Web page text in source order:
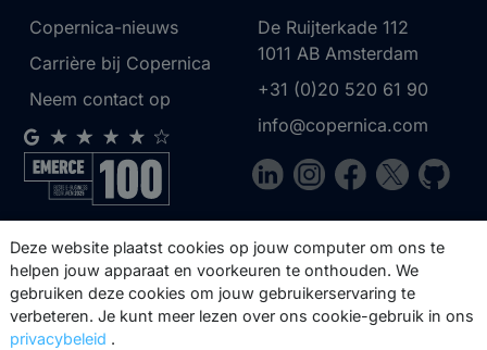
Copernica-nieuws
Carrière bij Copernica
Neem contact op
De Ruijterkade 112
1011 AB Amsterdam
+31 (0)20 520 61 90
info@copernica.com
Via onze nieuwsbrief blijf je op de
hoogte van onze product updates,
events, webinars, best practices en
whitepapers.
Deze website plaatst cookies op jouw computer om ons te
helpen jouw apparaat en voorkeuren te onthouden. We
gebruiken deze cookies om jouw gebruikerservaring te
verbeteren. Je kunt meer lezen over ons cookie-gebruik in ons
privacybeleid .